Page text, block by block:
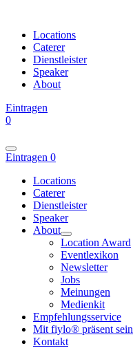
Locations
Caterer
Dienstleister
Speaker
About
Eintragen
0
Eintragen 0
Locations
Caterer
Dienstleister
Speaker
About
Location Award
Eventlexikon
Newsletter
Jobs
Meinungen
Medienkit
Empfehlungsservice
Mit fiylo® präsent sein
Kontakt